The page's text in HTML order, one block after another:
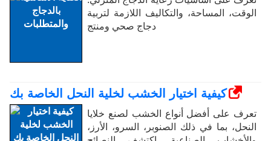
الوقت، المساحة، والتكاليف اللازمة لتربية
دجاج صحي ومنتج
كيفية اختيار الخشب لخلية النحل الخاصة بك
تعرف على أفضل أنواع الخشب لصنع خلايا
النحل، بما في ذلك الصنوبر، السرو، الأرز،